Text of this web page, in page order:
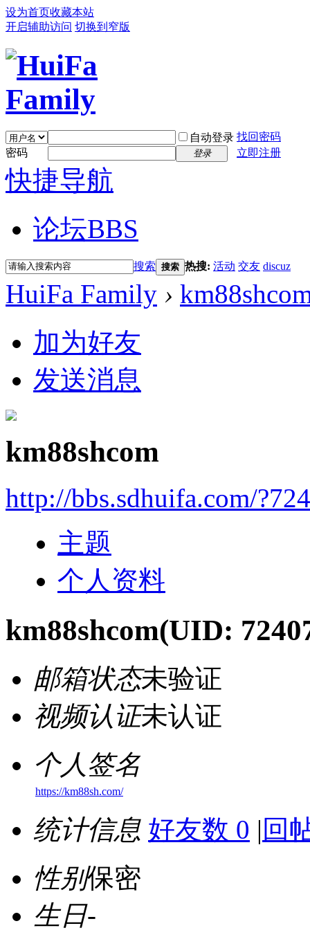
设为首页收藏本站
开启辅助访问 切换到窄版
自动登录 找回密码
密码
登录 立即注册
快捷导航
论坛BBS
搜索 搜索 热搜: 活动 交友 discuz
HuiFa Family ›
加为好友
发送消息
km88shcom
http://bbs.sdhuifa.com/
主题
个人资料
km88shcom(UID:
邮箱状态未验证
视频认证未认证
个人签名
https://km88sh.com/
统计信息 好友数 0 | 回
性别保密
生日-